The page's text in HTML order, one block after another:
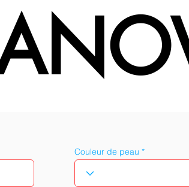
Couleur de peau